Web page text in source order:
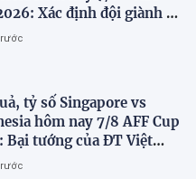
Xác định đội giành vé
tỷ số Singapore vs
hôm nay 7/8 AFF Cup
Bại tướng của ĐT Việt
bước sớm